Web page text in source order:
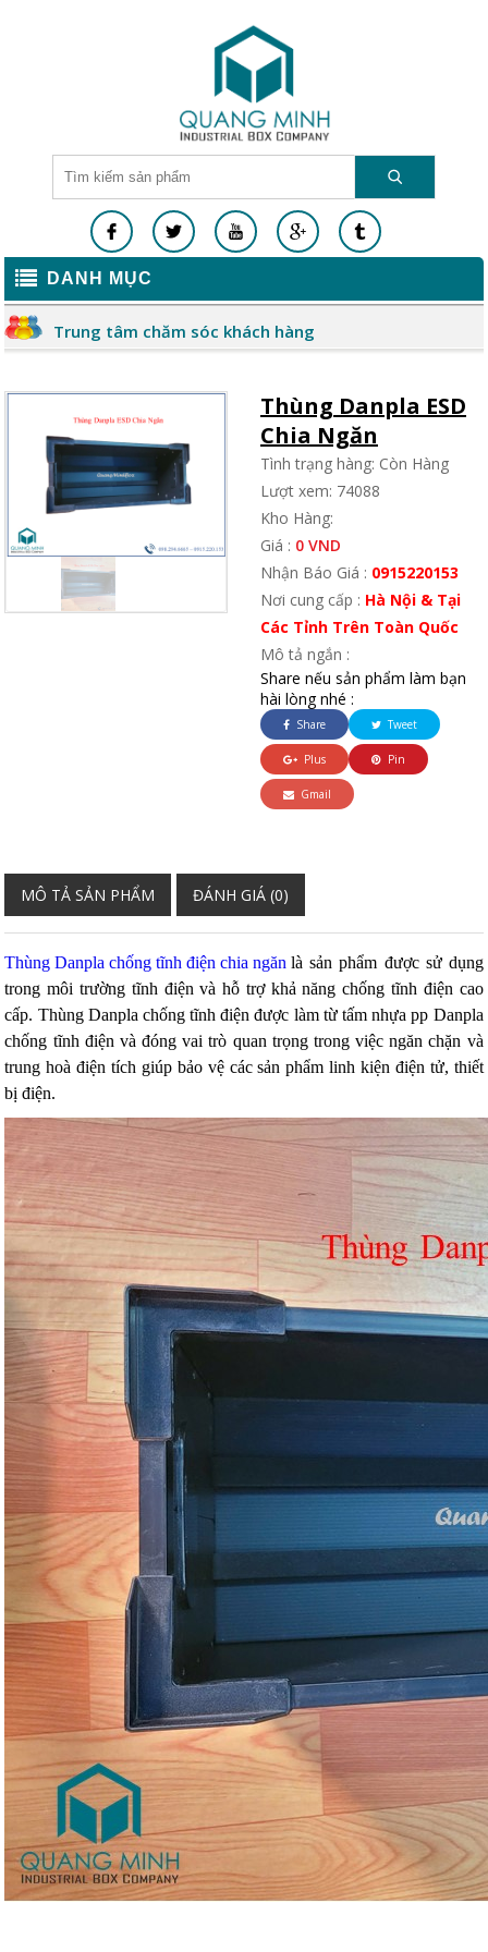
DANH MỤC
Trung tâm chăm sóc khách hàng
Thùng Danpla ESD
Chia Ngăn
Tình trạng hàng: Còn Hàng
Lượt xem: 74088
Kho Hàng:
Giá : 0 VND
Nhận Báo Giá : 0915220153
Nơi cung cấp : Hà Nội & Tại
Các Tỉnh Trên Toàn Quốc
Mô tả ngắn :
Share nếu sản phẩm làm bạn
hài lòng nhé :
Share Tweet
Plus Pin
Gmail
MÔ TẢ SẢN PHẨM ĐÁNH GIÁ (0)
Thùng Danpla chống tĩnh điện chia ngănlà sản phẩm được sử dụng
trong môi trường tĩnh điện và hỗ trợ khả năng chống tĩnh điện cao
cấp. Thùng Danpla chống tĩnh điện được làm từ tấm nhựa pp Danpla
chống tĩnh điện và đóng vai trò quan trọng trong việc ngăn chặn và
trung hoà điện tích giúp bảo vệ các sản phẩm linh kiện điện tử, thiết
bị điện.